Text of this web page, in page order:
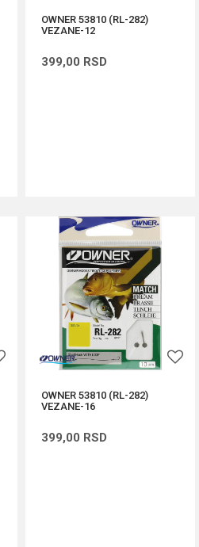
OWNER 53810 (RL-282)
VEZANE-12
399,00 RSD
OWNER 53810 (RL-282)
VEZANE-16
399,00 RSD